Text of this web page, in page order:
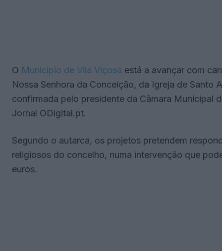
O Município de Vila Viçosa está a avançar com
Nossa Senhora da Conceição, da Igreja de Santo
confirmada pelo presidente da Câmara Municipal
Jornal ODigital.pt.
Segundo o autarca, os projetos pretendem
religiosos do concelho, numa intervenção que
euros.